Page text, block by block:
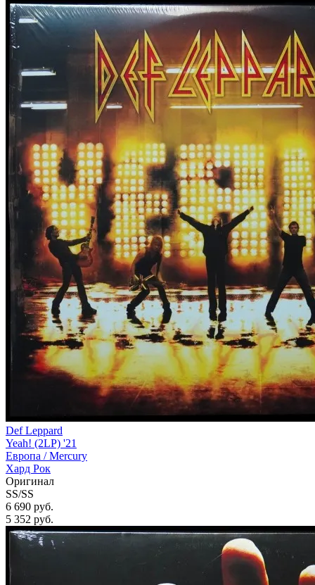
Def Leppard
Yeah! (2LP) '21
Европа /Mercury
Хард Рок
Оригинал
SS/SS
6 690 руб.
5 352 руб.